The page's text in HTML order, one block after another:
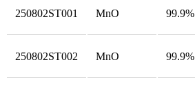
250802ST001 MnO 99.9%
250802ST002 MnO 99.9%